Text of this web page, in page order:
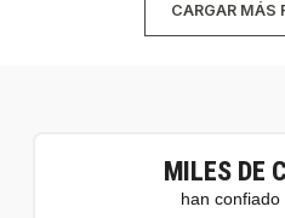
CARGAR MÁS
MILES DE
han confiado